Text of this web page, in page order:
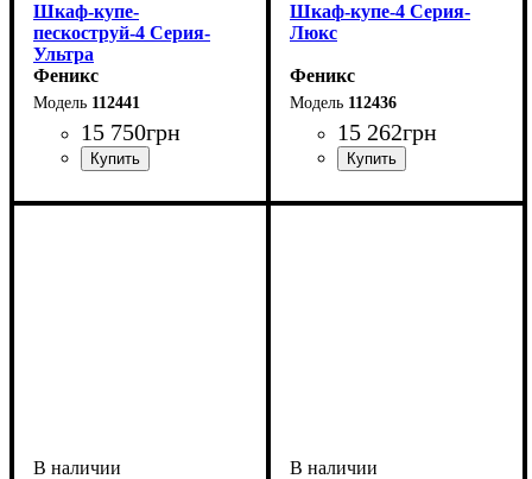
Шкаф-купе-
пескоструй-4 Серия-
Ультра
Феникс
112441
15 750грн
Шкаф-купе-4 Серия-
Люкс
Феникс
112436
15 262грн